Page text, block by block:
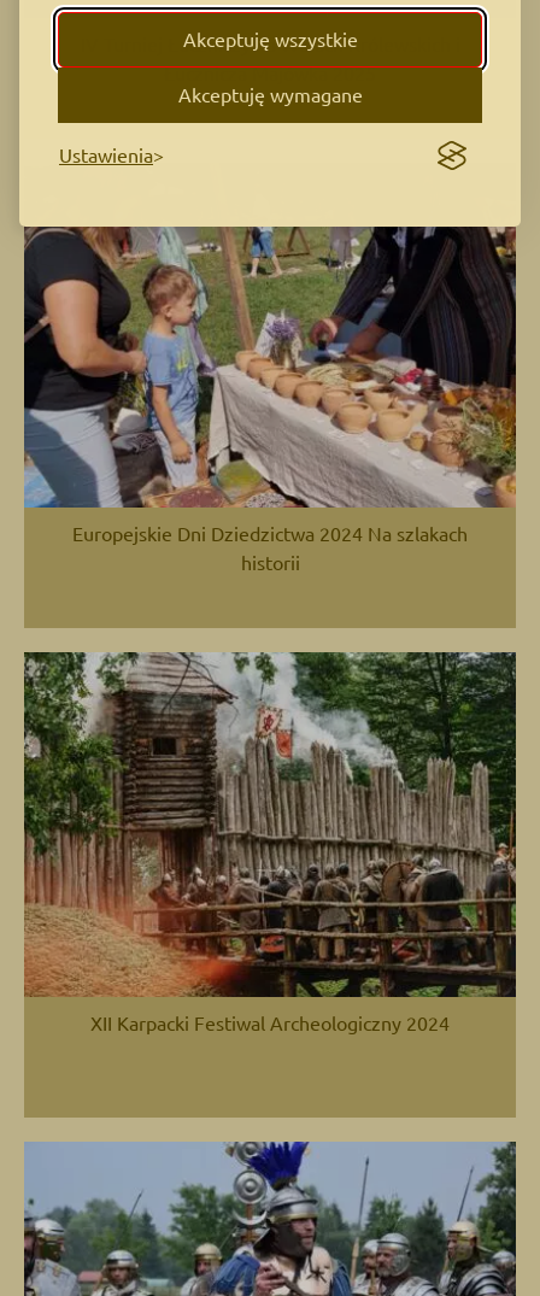
Akceptuję wszystkie
Akceptuję wymagane
Ustawienia
IV Turniej Łuczniczy na Wałach Królewskich i
Łucznicza Majówka 2025
Europejskie Dni Dziedzictwa 2024 Na szlakach
historii
XII Karpacki Festiwal Archeologiczny 2024